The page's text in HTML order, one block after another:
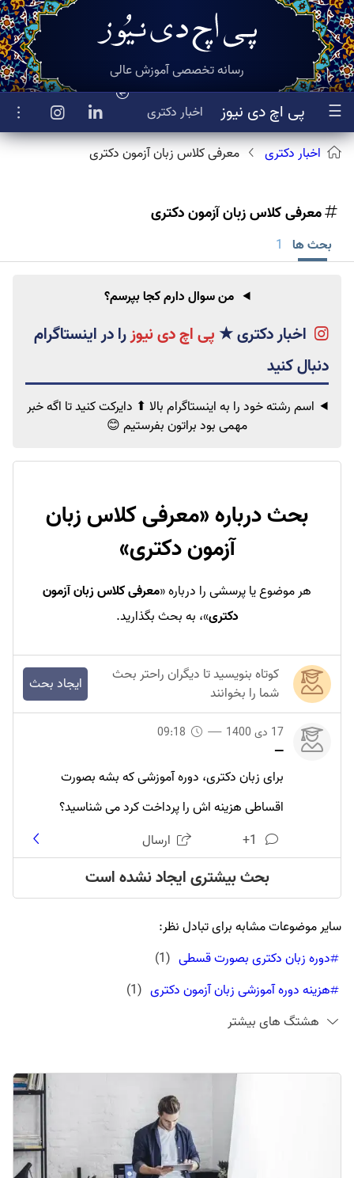
☰ پی اچ دی نیوز اخبار دکتری
رسانه تخصصی آموزش عالی
اخبار دکتری معرفی کلاس زبان آزمون دکتری
معرفی کلاس زبان آزمون دکتری
بحث ها 1
من سوال دارم کجا بپرسم؟
اخبار دکتری★پی اچ دی نیوز
اسم رشته خود را به اینستاگرام بالا ⬆ دایرکت کنید تا اگه خبر
مهمیبود براتون بفرستیم 😊
بحث درباره «معرفی کلاس زبان
آزمون دکتری»
هر موضوع یا پرسشی را درباره «معرفی کلاس زبان آزمون
دکتری»، به بحث بگذارید.
کوتاه بنویسید تا دیگران راحتر بحث
شما را بخوانند
ایجاد بحث
17 دی 1400 09:18
—
برای زبان دکتری، دوره آموزشی که بشه بصورت
اقساطی هزینه اش را پرداخت کرد می شناسید؟
1+
ارسال
بحث بیشتری ایجاد نشده است
سایر موضوعات مشابه برای تبادل نظر:
دوره زبان دکتری بصورت قسطی (
1
)
هزینه دوره آموزشی زبان آزمون دکتری (
1
)
قیمت کلاس زبان آزمون دکتری
هشتگ های بیشتر